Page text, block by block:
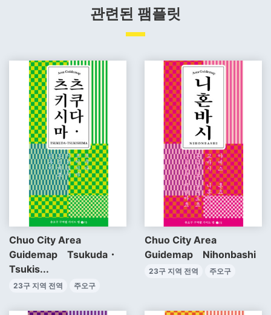
관련된 팸플릿
Chuo City Area
Guidemap Tsukuda・
Tsukis...
23구 지역 전역 주오구
Chuo City Area
Guidemap Nihonbashi
23구 지역 전역 주오구